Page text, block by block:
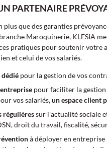
PARTENAIRE
plus que des garanties
Maroquinerie, KLESIA
pratiques pour soutenir votre
et celui de vos salariés.
pour la gestion de vos
pour faciliter la gestion
vos salariés,un espace client
régulièressur l'actualité sociale
droit du travail, fiscalité,
à déployer en entreprise